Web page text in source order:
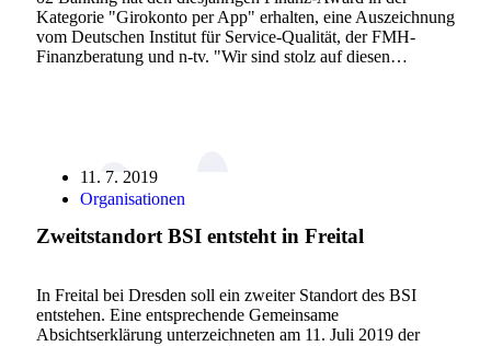
Kategorie "Girokonto per App" erhalten, eine Auszeichnung
vom Deutschen Institut für Service-Qualität, der FMH-
Finanzberatung und n-tv. "Wir sind stolz auf diesen…
11. 7. 2019
Organisationen
Zweitstandort BSI entsteht in Freital
In Freital bei Dresden soll ein zweiter Standort des BSI
entstehen. Eine entsprechende Gemeinsame
Absichtserklärung unterzeichneten am 11. Juli 2019 der